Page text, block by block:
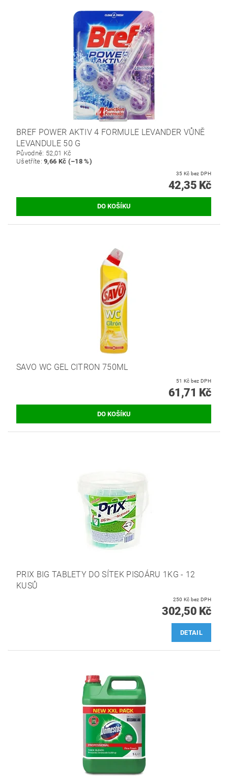
BREF POWER AKTIV 4 FORMULE LEVANDER VŮNĚ
LEVANDULE 50 G
Původně: 52,01 Kč
Ušetříte:9,66 Kč (–18 %)
35 Kč bez DPH
42,35 Kč
SAVO WC GEL CITRON 750ML
51 Kč bez DPH
61,71 Kč
PRIX BIG TABLETY DO SÍTEK PISOÁRU 1KG - 12
KUSŮ
250 Kč bez DPH
302,50 Kč
DETAIL